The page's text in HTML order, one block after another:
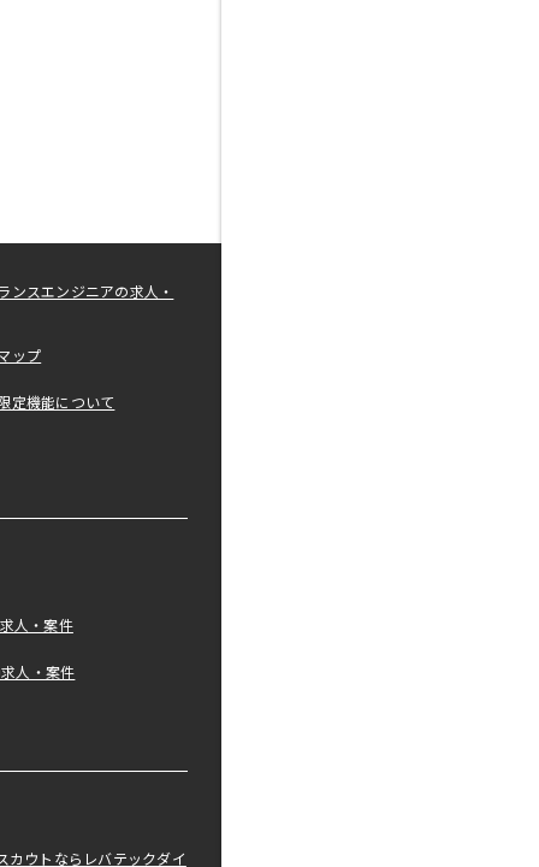
ンスエンジニアの求人・
ップ
定機能について
人・案件
人・案件
カウトならレバテックダイ